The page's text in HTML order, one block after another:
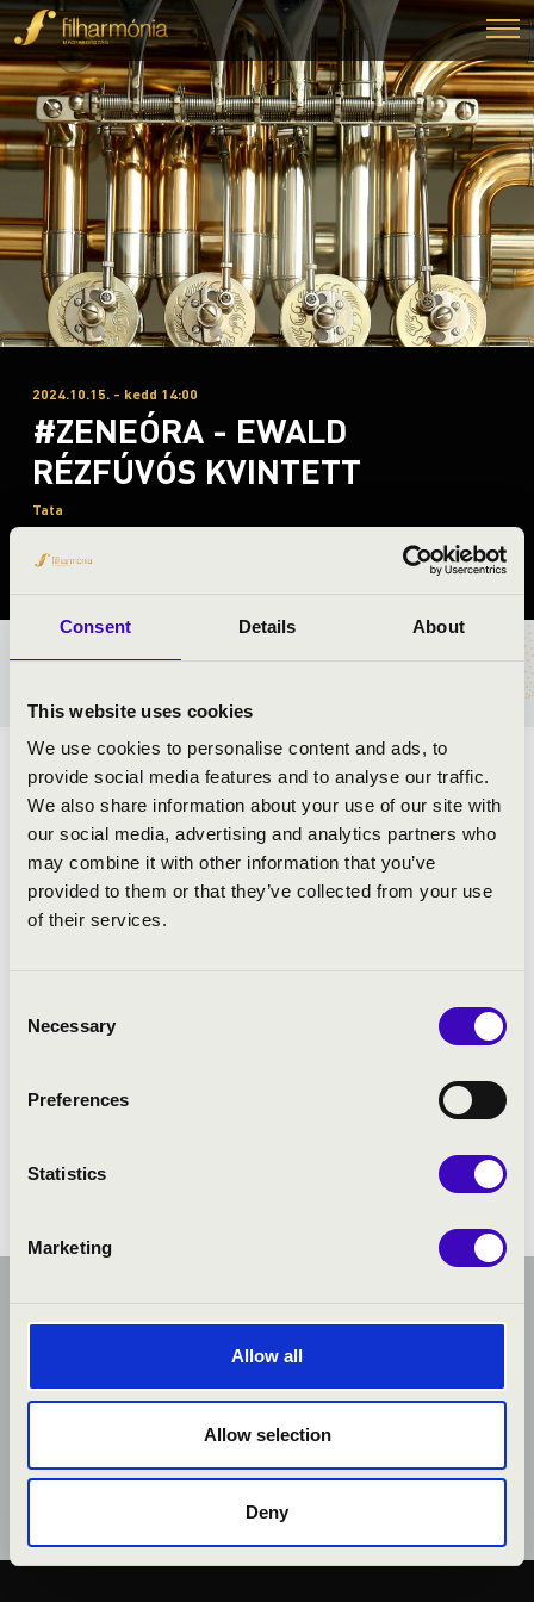
Consent Details About
This website uses cookies
We use cookies to personalise content and ads, to
provide social media features and to analyse our traffic.
We also share information about your use of our site with
our social media, advertising and analytics partners who
may combine it with other information that you’ve
provided to them or that they’ve collected from your use
of their services.
Selection
Necessary
Preferences
Statistics
Marketing
Allow all
Allow selection
Deny
2024.10.15. - kedd 14:00
#ZENEÓRA - EWALD
RÉZFÚVÓS KVINTETT
Tata
Komárom-Esztergom vármegye
Elragadó trombita melódiák, virtuóz játék, briliáns
hangzás–Ilyen magas szintű zenei minőség várja a
hallgatóságot az EwaldRézfúvós Együttes koncertjén.
Nyitottak minden stílus és irányzat, a könnyebb és
komolyabb műfajok felé egyaránt – az egyetlen
kritérium számukra a